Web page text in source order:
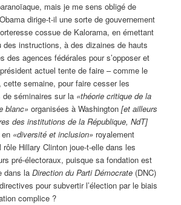
mais je me sens obligé de
dirige-t-il une sorte de gouvernement
cossue de Kalorama, en émettant
des instructions, à des dizaines de hauts
des agences fédérales pour s’opposer et
actuel tente de faire – comme le
cette semaine, pour faire cesser les
séminaires sur la «théorie critique de la
blanc» organisées à Washington[et ailleurs
des institutions de la République, NdT]
«diversité et inclusion» royalement
rôle Hillary Clinton joue-t-elle dans les
pré-électoraux, puisque sa fondation est
dans laDirection du Parti Démocrate (DNC)
pour subvertir l’élection par le biais
complice ?